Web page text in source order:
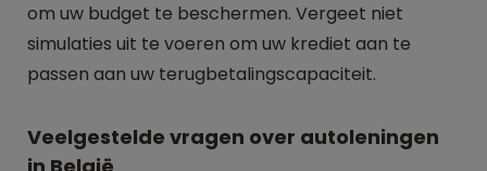
om uw budget te beschermen. Vergeet niet
simulaties uit te voeren om uw krediet aan te
passen aan uw terugbetalingscapaciteit.
Veelgestelde vragen over autoleningen